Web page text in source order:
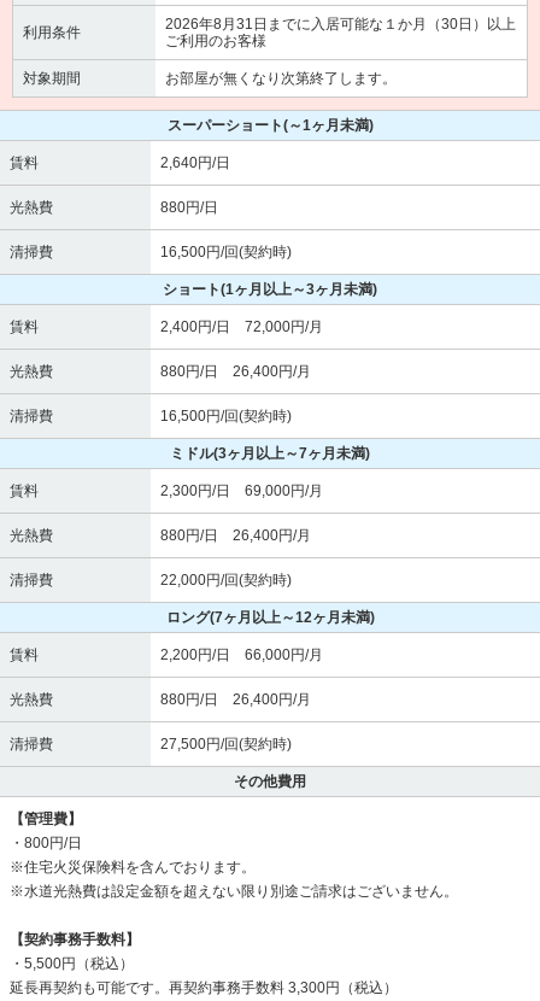
利用条件
2026年8月31日までに入居可能な１か月（30日）以上
ご利用のお客様
対象期間 お部屋が無くなり次第終了します。
スーパーショート(～1ヶ月未満)
賃料 2,640円/日
光熱費 880円/日
清掃費 16,500円/回(契約時)
ショート(1ヶ月以上～3ヶ月未満)
賃料 2,400円/日 72,000円/月
光熱費 880円/日 26,400円/月
清掃費 16,500円/回(契約時)
ミドル(3ヶ月以上～7ヶ月未満)
賃料 2,300円/日 69,000円/月
光熱費 880円/日 26,400円/月
清掃費 22,000円/回(契約時)
ロング(7ヶ月以上～12ヶ月未満)
賃料 2,200円/日 66,000円/月
光熱費 880円/日 26,400円/月
清掃費 27,500円/回(契約時)
その他費用
【管理費】
・800円/日
※住宅火災保険料を含んでおります。
※水道光熱費は設定金額を超えない限り別途ご請求はございません。
【契約事務手数料】
・5,500円（税込）
延長再契約も可能です。再契約事務手数料 3,300円（税込）